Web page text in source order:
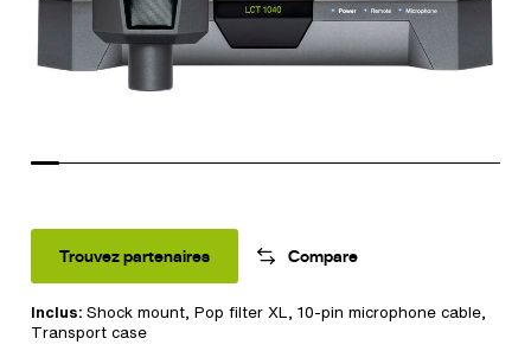
Inclus: Shock mount, Pop filter XL, 10-pin microphone cable,
Transport case
Trouvez partenaires Compare